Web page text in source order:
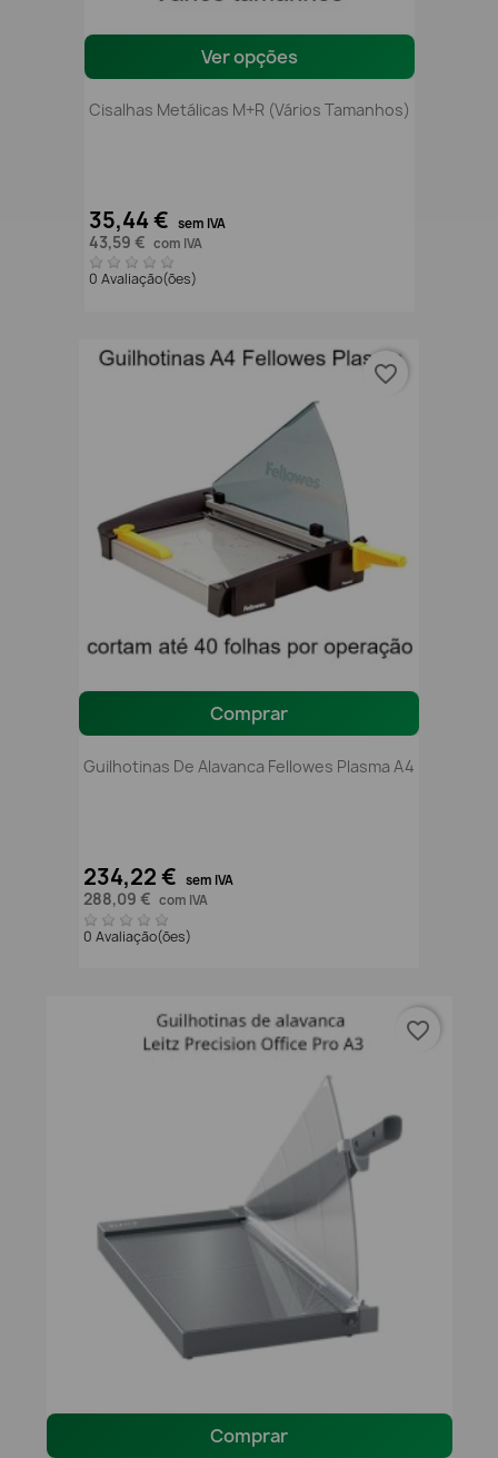
Ver opções
Cisalhas Metálicas M+R (vários Tamanhos)
35,44 € sem IVA
43,59 € com IVA
0 Avaliação(ões)
Comprar
Guilhotinas De Alavanca Fellowes Plasma A4
234,22 € sem IVA
288,09 € com IVA
0 Avaliação(ões)
favorite_border
Comprar
favorite_border